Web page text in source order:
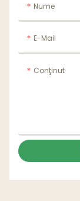
Nume
E-Mail
Conţinut